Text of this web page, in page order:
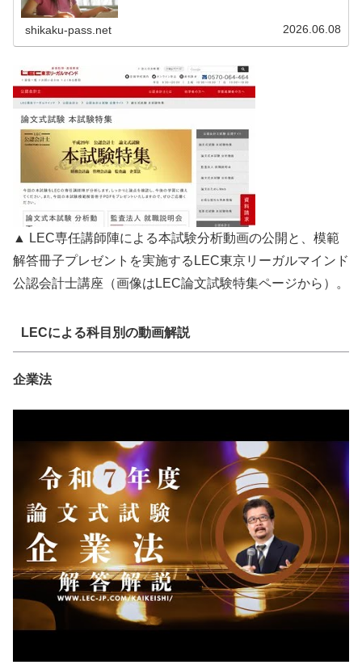
shikaku-pass.net 2026.06.08
▲ LEC専任講師陣による本試験分析動画の公開と、模範
解答冊子プレゼントを実施するLEC東京リーガルマインド
公認会計士講座（画像はLEC論文試験特集ページから）。
LECによる科目別の動画解説
企業法